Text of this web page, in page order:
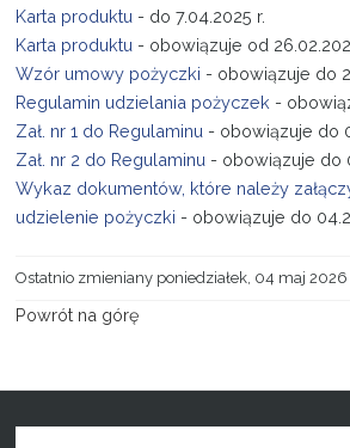
Karta produktu - do 7.04.2025 r.
Karta produktu - obowiązuje od
Wzór umowy pożyczki - obowiązuje do
Regulamin udzielania pożyczek -
Zał. nr 1 do Regulaminu - obowiązuje do
Zał. nr 2 do Regulaminu - obowiązuje do
Wykaz dokumentów, które należy
udzielenie pożyczki - obowiązuje do
Ostatnio zmieniany poniedziałek, 04 maj 2026
Powrót na górę